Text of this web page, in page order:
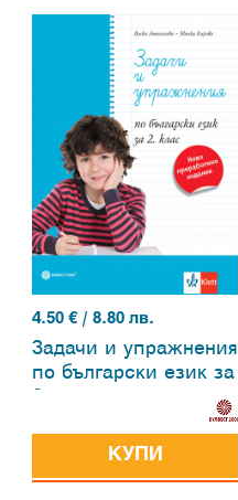
4.50 € / 8.80 лв.
Задачи и упражнения
по български език за
КУПИ